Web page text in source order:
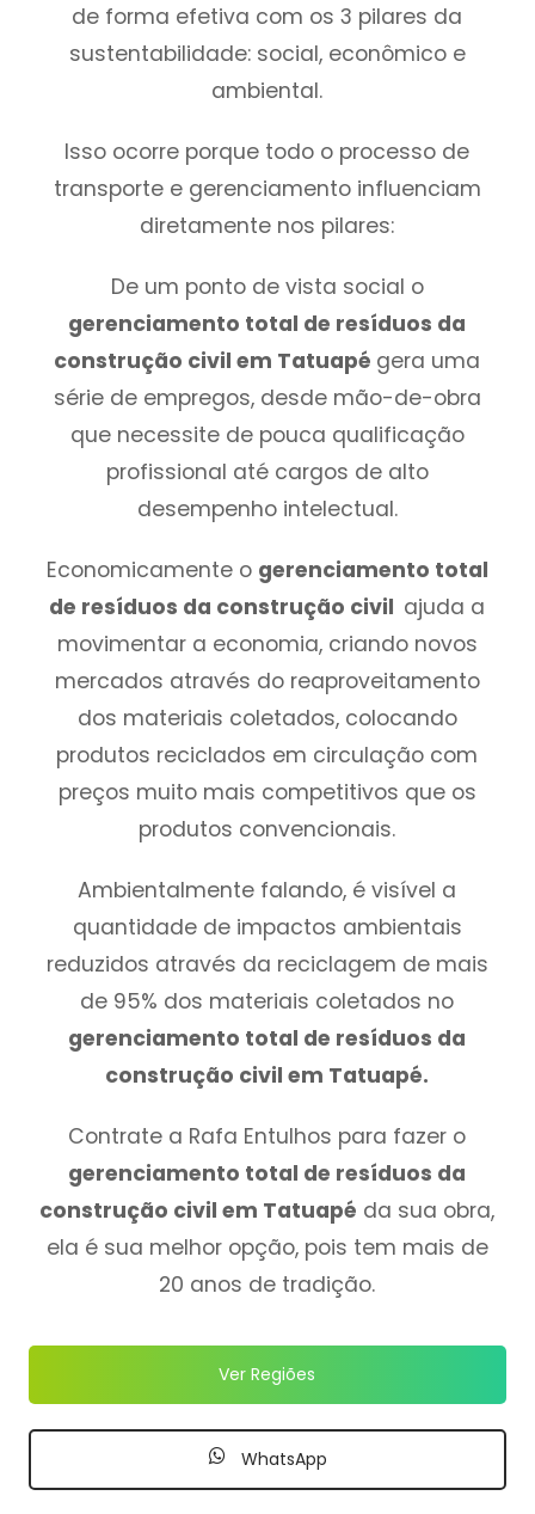
de forma efetiva com os 3 pilares da
sustentabilidade: social, econômico e
ambiental.
Isso ocorre porque todo o processo de
transporte e gerenciamento influenciam
diretamente nos pilares:
De um ponto de vista social o
gerenciamento total de resíduos da
construção civil em Tatuapé gera uma
série de empregos, desde mão-de-obra
que necessite de pouca qualificação
profissional até cargos de alto
desempenho intelectual.
Economicamente o gerenciamento total
de resíduos da construção civil ajuda a
movimentar a economia, criando novos
mercados através do reaproveitamento
dos materiais coletados, colocando
produtos reciclados em circulação com
preços muito mais competitivos que os
produtos convencionais.
Ambientalmente falando, é visível a
quantidade de impactos ambientais
reduzidos através da reciclagem de mais
de 95% dos materiais coletados no
gerenciamento total de resíduos da
construção civil em Tatuapé.
Contrate a Rafa Entulhos para fazer o
gerenciamento total de resíduos da
construção civil em Tatuapé da sua obra,
ela é sua melhor opção, pois tem mais de
20 anos de tradição.
Ver Regiões
WhatsApp